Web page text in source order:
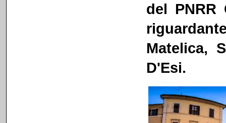
del
Matelica,
D'Esi.